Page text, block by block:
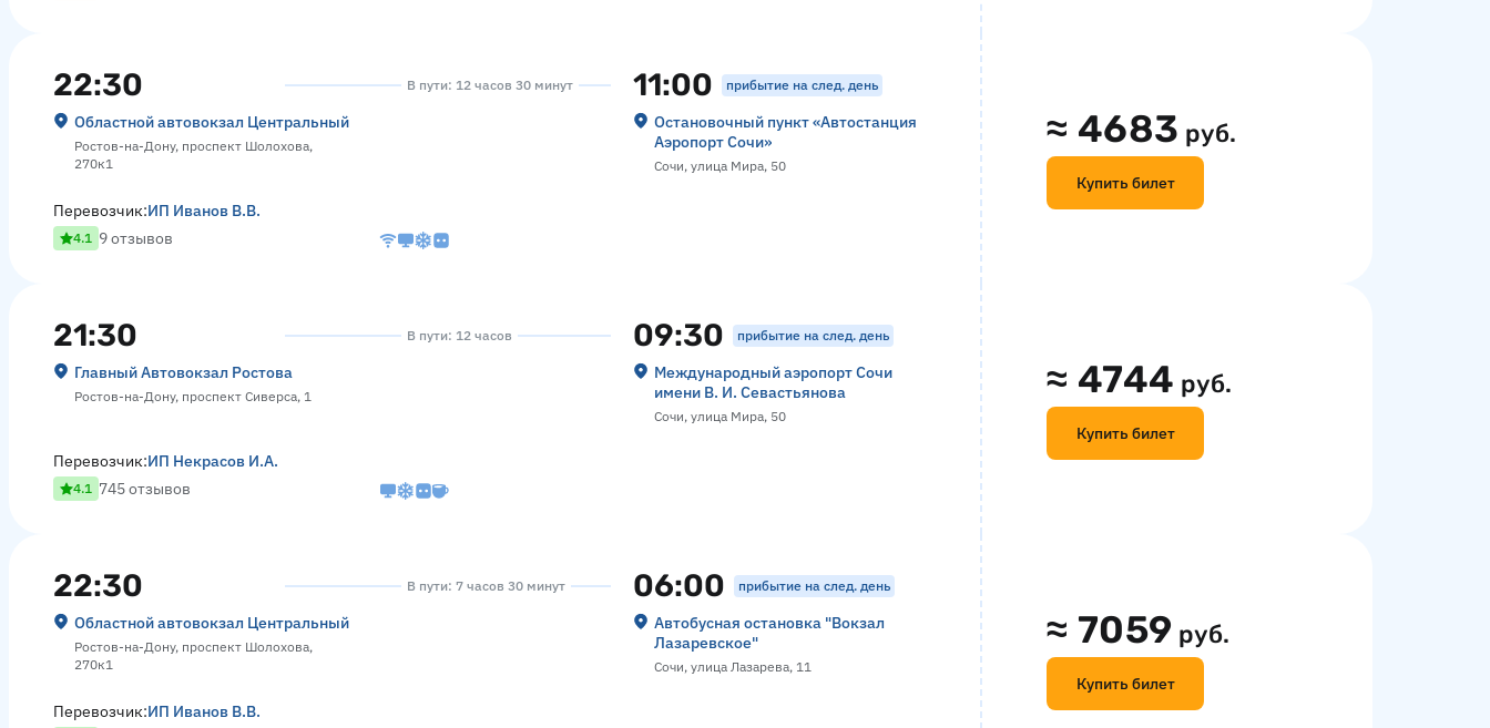
22:30
Областной автовокзал Центральный
Ростов-на-Дону, проспект Шолохова,
270к1
В пути: 12 часов 30 минут 11:00 прибытие на след. день
Остановочный пункт «Автостанция
Аэропорт Сочи»
Сочи, улица Мира, 50
≈ 4683 руб.
Купить билет
Перевозчик:ИП Иванов В.В.
4.1 9 отзывов
21:30
Главный Автовокзал Ростова
Ростов-на-Дону, проспект Сиверса, 1
В пути: 12 часов 09:30 прибытие на след. день
Международный аэропорт Сочи
имени В. И. Севастьянова
Сочи, улица Мира, 50
≈ 4744 руб.
Купить билет
Перевозчик:ИП Некрасов И.А.
4.1 745 отзывов
22:30
Областной автовокзал Центральный
Ростов-на-Дону, проспект Шолохова,
270к1
В пути: 7 часов 30 минут 06:00 прибытие на след. день
Автобусная остановка "Вокзал
Лазаревское"
Сочи, улица Лазарева, 11
≈ 7059 руб.
Купить билет
Перевозчик:ИП Иванов В.В.